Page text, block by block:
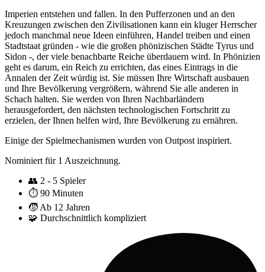
Imperien entstehen und fallen. In den Pufferzonen und an den
Kreuzungen zwischen den Zivilisationen kann ein kluger Herrscher
jedoch manchmal neue Ideen einführen, Handel treiben und einen
Stadtstaat gründen - wie die großen phönizischen Städte Tyrus und
Sidon -, der viele benachbarte Reiche überdauern wird. In Phönizien
geht es darum, ein Reich zu errichten, das eines Eintrags in die
Annalen der Zeit würdig ist. Sie müssen Ihre Wirtschaft ausbauen
und Ihre Bevölkerung vergrößern, während Sie alle anderen in
Schach halten. Sie werden von Ihren Nachbarländern
herausgefordert, den nächsten technologischen Fortschritt zu
erzielen, der Ihnen helfen wird, Ihre Bevölkerung zu ernähren.
Einige der Spielmechanismen wurden von Outpost inspiriert.
Nominiert für 1 Auszeichnung.
👥 2 - 5 Spieler
⏱️ 90 Minuten
🧒 Ab 12 Jahren
🧩 Durchschnittlich kompliziert